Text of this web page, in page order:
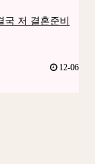
저 결혼준비
12-06